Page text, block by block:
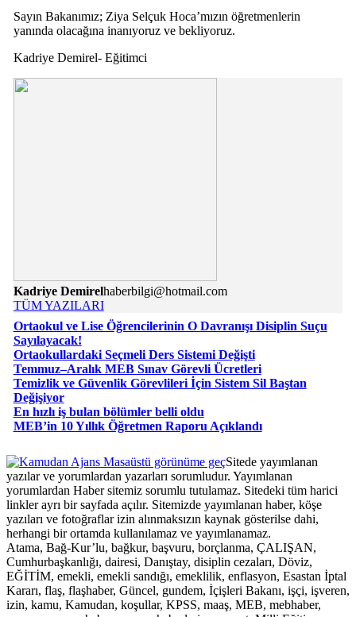
Sayın Bakanımız; Ziya Selçuk Hoca’mızın öğretmenlerin
yanında olacağına inanıyoruz ve bekliyoruz.
Kadriye Demirel- Eğitimci
Kadriye Demirelhaberbilgi@hotmail.com
TÜM YAZILARI
Ortaokul ve Lise Öğrencilerinin O Davranışı Disiplin Suçu
Sayılayacak!
Ortaokullardaki Seçmeli Ders Sistemi Değişti
Temmuz–Aralık MEB Sınav Görevli Ücretleri
Temizlik ve Güvenlik Görevlileri İçin Sistem Sil Baştan
Değişiyor
En hızlı iş bulan bölümler belli oldu
MEB’in 10 Yıllık Öğretmen Raporu Açıklandı
Masaüstü görünüme geçSitede yayımlanan
yazılar ve yorumlardan yazarları sorumludur. Yayımlanan
yorumlardan Haber sitemiz sorumlu tutulamaz. Sitedeki tüm harici
linkler ayrı bir sayfada açılır. Sitemizde yayımlanan haber, köşe
yazıları ve fotoğraflar izin alınmaksızın kaynak gösterilse dahi,
herhangi bir ortamda kullanılamaz ve yayımlanamaz.
Atama, Bağ-Kur’lu, bağkur, başvuru, borçlanma, ÇALIŞAN,
Cumhurbaşkanlığı, dairesi, Danıştay, disiplin cezaları, Döviz,
EĞİTİM, emekli, emekli sandığı, emeklilik, enflasyon, Esastan İptal
Kararı, flaş, flaşhaber, Güncel, gundem, İçişleri Bakanı, işçi, işveren,
izin, kamu, Kamudan, koşullar, KPSS, maaş, MEB, mebhaber,